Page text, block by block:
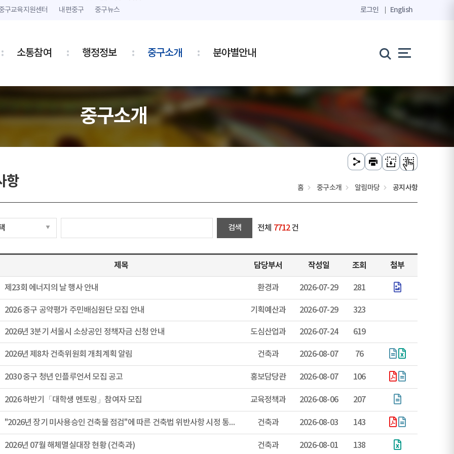
구교육지원센터 내편중구 중구뉴스 로그인 English
소통참여 행정정보 중구소개 분야별안내
중구소개
항 홈 중구소개 알림마당 공지사항
전체 7712건
제목 담당부서 작성일 조회 첨부
제23회 에너지의 날 행사 안내 환경과 2026-07-29 281
2026 중구 공약평가 주민배심원단 모집 안내 기획예산과 2026-07-29 323
2026년 3분기 서울시 소상공인 정책자금 신청 안내 도심산업과 2026-07-24 619
2026년 제8차 건축위원회 개최계획 알림 건축과 2026-08-07 76
2030 중구 청년 인플루언서 모집 공고 홍보담당관 2026-08-07 106
2026 하반기「대학생 멘토링」참여자 모집 교육정책과 2026-08-06 207
"2026년 장기 미사용승인 건축물 점검"에 따른 건축법 위반사항 시정 통지알림에 따른 공시송달 건축과 2026-08-03 143
2026년 07월 해체멸실대장 현황 (건축과) 건축과 2026-08-01 138